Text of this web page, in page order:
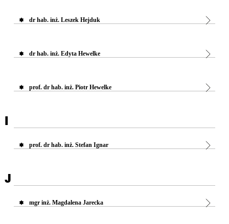
dr hab. inż. Leszek Hejduk
dr hab. inż. Edyta Hewelke
prof. dr hab. inż. Piotr Hewelke
I
prof. dr hab. inż. Stefan Ignar
J
mgr inż. Magdalena Jarecka